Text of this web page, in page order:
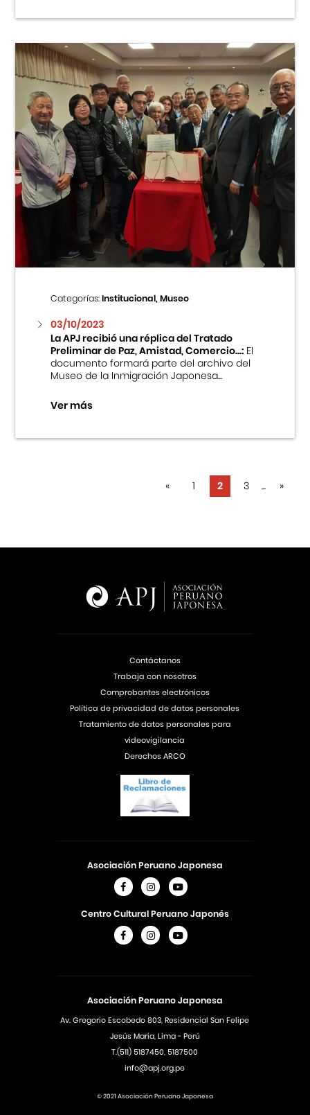
Categorías:Institucional, Museo
03/10/2023
La APJ recibió una réplica del Tratado
Preliminar de Paz, Amistad, Comercio...:El
documento formará parte del archivo del
Museo de la Inmigración Japonesa...
Ver más
« 1 2 3 ... »
Asociación Peruano Japonesa
Av. Gregorio Escobedo 803, Residencial San Felipe
Jesús Maria, Lima - Perú
T.(511) 5187450, 5187500
info@apj.org.pe
Asociación Peruano Japonesa
Centro Cultural Peruano Japonés
Contáctanos
Trabaja con nosotros
Comprobantes electrónicos
Política de privacidad de datos personales
Tratamiento de datos personales para
videovigilancia
Derechos ARCO
© 2021 Asociación Peruano Japonesa